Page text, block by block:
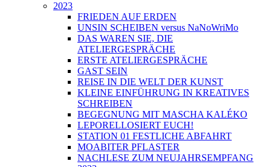
2023
FRIEDEN AUF ERDEN
UNSIN SCHEIBEN versus NaNoWriMo
DAS WAREN SIE, DIE
ATELIERGESPRÄCHE
ERSTE ATELIERGESPRÄCHE
GAST SEIN
REISE IN DIE WELT DER KUNST
KLEINE EINFÜHRUNG IN KREATIVES
SCHREIBEN
BEGEGNUNG MIT MASCHA KALÉKO
LEPORELLOSIERT EUCH!
STATION 01 FESTLICHE ABFAHRT
MOABITER PFLASTER
NACHLESE ZUM NEUJAHRSEMPFANG